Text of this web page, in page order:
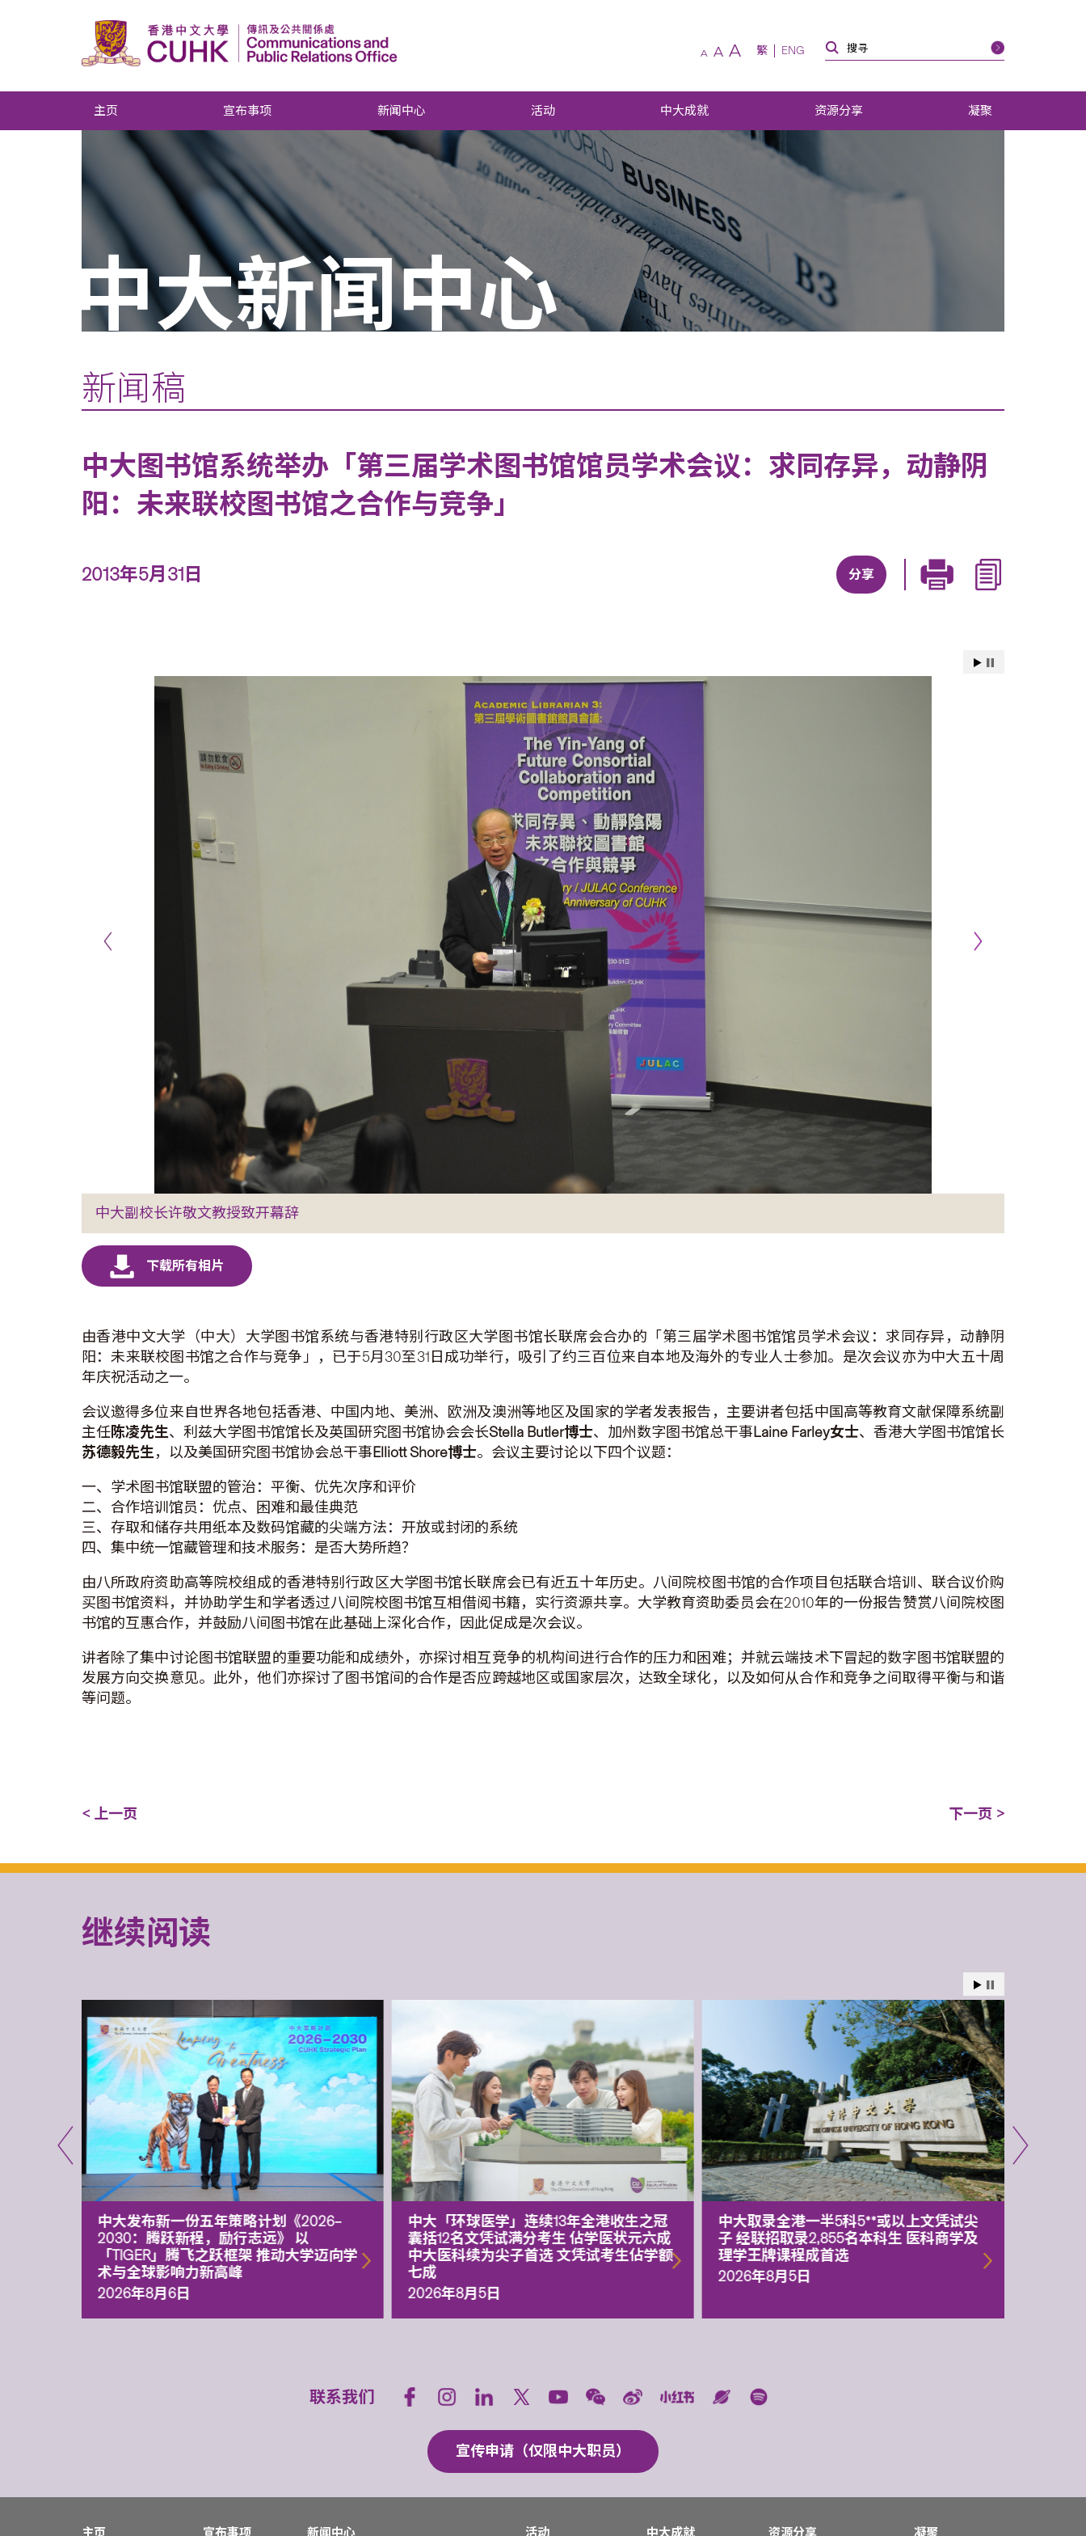
A A A 繁 ENG
主页 宣布事项 新闻中心 活动 中大成就 资源分享 凝聚
中大新闻中心
新闻稿
中大图书馆系统举办「第三届学术图书馆馆员学术会议：求同存异，动静阴
阳：未来联校图书馆之合作与竞争」
2013年5月31日 分享
中大副校长许敬文教授致开幕辞
由香港中文大学（中大）大学图书馆系统与香港特别行政区大学图书馆长联席会合办的「第三届学术图书馆馆员学术会议：求同存异，动静阴
阳：未来联校图书馆之合作与竞争」，已于5月30至31日成功举行，吸引了约三百位来自本地及海外的专业人士参加。是次会议亦为中大五十周
年庆祝活动之一。
会议邀得多位来自世界各地包括香港、中国内地、美洲、欧洲及澳洲等地区及国家的学者发表报告，主要讲者包括中国高等教育文献保障系统副
主任陈凌先生、利兹大学图书馆馆长及英国研究图书馆协会会长Stella Butler博士、加州数字图书馆总干事Laine Farley女士、香港大学图书馆馆长
苏德毅先生，以及美国研究图书馆协会总干事Elliott Shore博士。会议主要讨论以下四个议题：
一、学术图书馆联盟的管治：平衡、优先次序和评价
二、合作培训馆员：优点、困难和最佳典范
三、存取和储存共用纸本及数码馆藏的尖端方法：开放或封闭的系统
四、集中统一馆藏管理和技术服务：是否大势所趋？
由八所政府资助高等院校组成的香港特别行政区大学图书馆长联席会已有近五十年历史。八间院校图书馆的合作项目包括联合培训、联合议价购
买图书馆资料，并协助学生和学者透过八间院校图书馆互相借阅书籍，实行资源共享。大学教育资助委员会在2010年的一份报告赞赏八间院校图
书馆的互惠合作，并鼓励八间图书馆在此基础上深化合作，因此促成是次会议。
讲者除了集中讨论图书馆联盟的重要功能和成绩外，亦探讨相互竞争的机构间进行合作的压力和困难；并就云端技术下冒起的数字图书馆联盟的
发展方向交换意见。此外，他们亦探讨了图书馆间的合作是否应跨越地区或国家层次，达致全球化，以及如何从合作和竞争之间取得平衡与和谐
等问题。
< 上一页 下一页 >
继续阅读
中大发布新一份五年策略计划《2026‒
2030：腾跃新程，励行志远》 以
「TIGER」腾飞之跃框架 推动大学迈向学
术与全球影响力新高峰
2026年8月6日
中大「环球医学」连续13年全港收生之冠
囊括12名文凭试满分考生 佔学医状元六成
中大医科续为尖子首选 文凭试考生佔学额
七成
2026年8月5日
中大取录全港一半5科5**或以上文凭试尖
子 经联招取录2,855名本科生 医科商学及
理学王牌课程成首选
2026年8月5日
联系我们
宣传申请（仅限中大职员）
主页 宣布事项 新闻中心 活动 中大成就 资源分享 凝聚